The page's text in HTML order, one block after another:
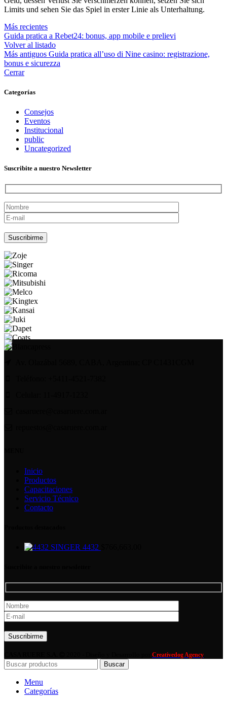
Limits und sehen Sie das Spiel in erster Linie als Unterhaltung.
Más recientes
Guida pratica a Rebet24: bonus, app mobile e prelievi
Volver al listado
Más antiguos Guida pratica all’uso di Nine casino: registrazione,
bonus e sicurezza
Cerrar
Categorías
Consejos
Eventos
Institucional
public
Uncategorized
Suscribite a nuestro Newsletter
Inicio
Productos
Capacitaciones
Servicio Técnico
Contacto
SINGER 4432
Creativedog Agency
Buscar
Menu
Categorías